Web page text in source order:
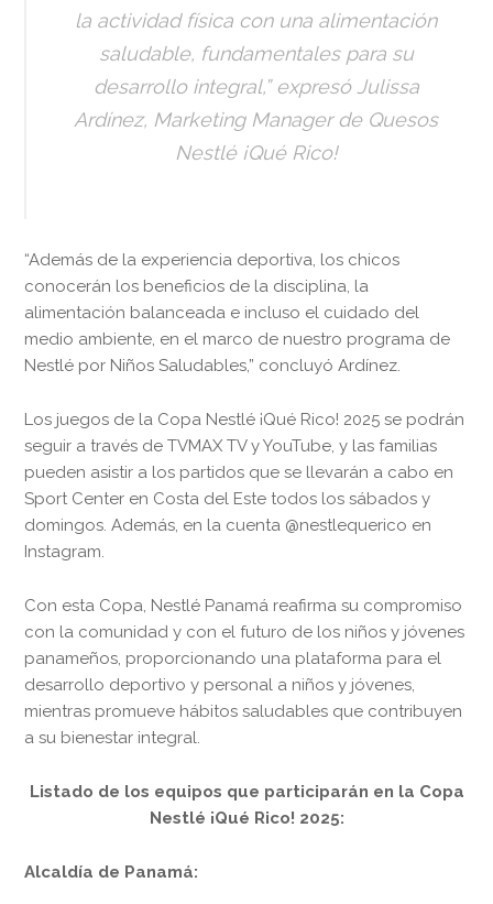
la actividad física con una alimentación
saludable, fundamentales para su
desarrollo integral,” expresó Julissa
Ardínez, Marketing Manager de Quesos
Nestlé ¡Qué Rico!
“Además de la experiencia deportiva, los chicos
conocerán los beneficios de la disciplina, la
alimentación balanceada e incluso el cuidado del
medio ambiente, en el marco de nuestro programa de
Nestlé por Niños Saludables,” concluyó Ardínez.
Los juegos de la Copa Nestlé ¡Qué Rico! 2025 se podrán
seguir a través de TVMAX TV y YouTube, y las familias
pueden asistir a los partidos que se llevarán a cabo en
Sport Center en Costa del Este todos los sábados y
domingos. Además, en la cuenta @nestlequerico en
Instagram.
Con esta Copa, Nestlé Panamá reafirma su compromiso
con la comunidad y con el futuro de los niños y jóvenes
panameños, proporcionando una plataforma para el
desarrollo deportivo y personal a niños y jóvenes,
mientras promueve hábitos saludables que contribuyen
a su bienestar integral.
Listado de los equipos que participarán en la Copa
Nestlé ¡Qué Rico! 2025:
Alcaldía de Panamá: